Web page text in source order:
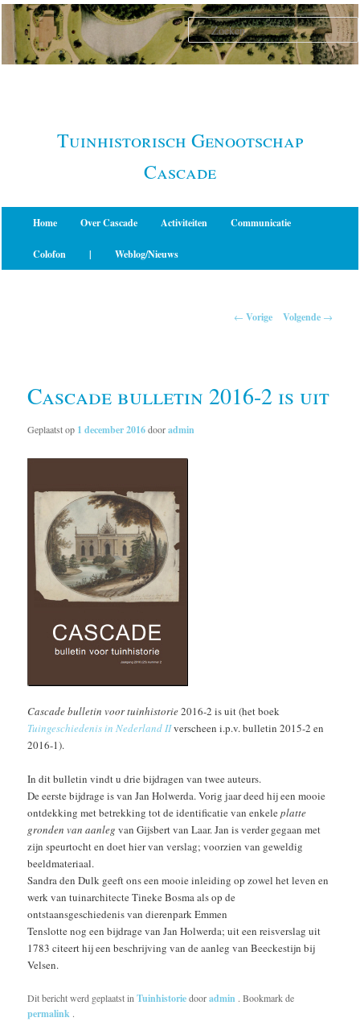
Spring
naar
primaire
Tuinhistorisch Genootschap
Cascade
Home Over Cascade Activiteiten Communicatie
Colofon | Weblog/Nieuws
← Vorige Volgende →
Cascade bulletin 2016-2 is uit
Geplaatst op 1 december 2016dooradmin
Cascade bulletin voor tuinhistorie2016-2 is uit (het boek
Tuingeschiedenis in Nederland IIverscheen i.p.v. bulletin 2015-2 en
2016-1).
In dit bulletin vindt u drie bijdragen van twee auteurs.
De eerste bijdrage is van Jan Holwerda. Vorig jaar deed hij een mooie
ontdekking met betrekking tot de identificatie van enkeleplatte
gronden van aanleg van Gijsbert van Laar. Jan is verder gegaan met
zijn speurtocht en doet hier van verslag; voorzien van geweldig
beeldmateriaal.
Sandra den Dulk geeft ons een mooie inleiding op zowel het leven en
werk van tuinarchitecte Tineke Bosma als op de
ontstaansgeschiedenis van dierenpark Emmen
Tenslotte nog een bijdrage van Jan Holwerda; uit een reisverslag uit
1783 citeert hij een beschrijving van de aanleg van Beeckestijn bij
Velsen.
Dit bericht werd geplaatst inTuinhistoriedooradmin . Bookmark de
permalink .